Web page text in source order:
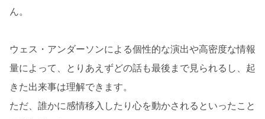
ん。
ウェス・アンダーソンによる個性的な演出や高密度な情報
量によって、とりあえずどの話も最後まで見られるし、起
きた出来事は理解できます。
ただ、誰かに感情移入したり心を動かされるといったこと